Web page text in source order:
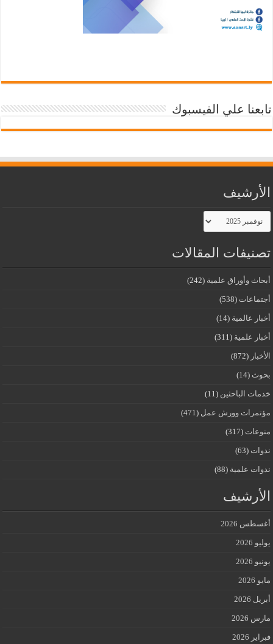
تابعنا علي الفيسبوك
الأرشيف
الأرشيف
تصنيفات المقالات
أبحاث وأوراق علمية (242)
أجتماعات (538)
أخبار عالمية (14)
أخبار علمية (311)
الأخبار (872)
بحوث (14)
خدمات الباحثين (11)
مؤتمرات وورش عمل (471)
منوعات (317)
ندوات (63)
ندوات علمية (88)
الأرشيف
أغسطس 2026
يوليو 2026
يونيو 2026
مايو 2026
أبريل 2026
مارس 2026
فبراير 2026